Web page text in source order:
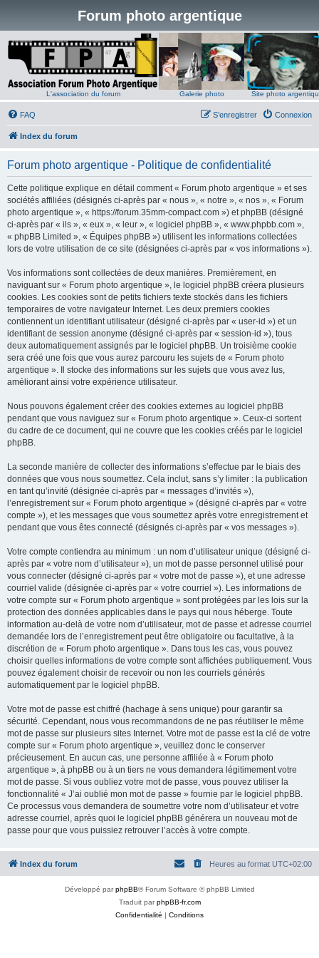
Forum photo argentique
L'association du forum Galerie photo Site photo
FAQ Connexion
S’enregistrer
Index du forum
Forum photo argentique - Politique de confidentialité
Cette politique explique en détail comment « Forum photo argentique » et ses
sociétés affiliées (désignés ci-après par « nous », « notre », « nos », « Forum
photo argentique », « https://forum.35mm-compact.com ») et phpBB (désigné
ci-après par « ils », « eux », « leur », « logiciel phpBB », « www.phpbb.com »,
« phpBB Limited », « Équipes phpBB ») utilisent les informations collectées
lors de votre utilisation de ce site (désignées ci-après par « vos informations »).
Vos informations sont collectées de deux manières. Premièrement, en
naviguant sur « Forum photo argentique », le logiciel phpBB créera plusieurs
cookies. Les cookies sont de petits fichiers texte stockés dans les fichiers
temporaires de votre navigateur Internet. Les deux premiers cookies
contiennent un identifiant utilisateur (désigné ci-après par « user-id ») et un
identifiant de session anonyme (désigné ci-après par « session-id »), tous
deux automatiquement assignés par le logiciel phpBB. Un troisième cookie
sera créé une fois que vous aurez parcouru les sujets de « Forum photo
argentique ». Il stocke des informations sur les sujets que vous avez lus,
améliorant ainsi votre expérience utilisateur.
Nous pouvons également créer des cookies externes au logiciel phpBB
pendant que vous naviguez sur « Forum photo argentique ». Ceux-ci sortent
du cadre de ce document, qui ne couvre que les cookies créés par le logiciel
phpBB.
La seconde manière de collecter des informations s’effectue par le biais des
données que vous nous soumettez. Cela inclut, sans s’y limiter : la publication
en tant qu’invité (désignée ci-après par « messages d’invités »),
l’enregistrement sur « Forum photo argentique » (désigné ci-après par « votre
compte »), et les messages que vous soumettez après votre enregistrement et
pendant que vous êtes connecté (désignés ci-après par « vos messages »).
Votre compte contiendra au minimum : un nom d’utilisateur unique (désigné ci-
après par « votre nom d’utilisateur »), un mot de passe personnel utilisé pour
vous connecter (désigné ci-après par « votre mot de passe »), et une adresse
courriel valide (désignée ci-après par « votre courriel »). Les informations de
votre compte sur « Forum photo argentique » sont protégées par les lois sur la
protection des données applicables dans le pays qui nous héberge. Toute
information au-delà de votre nom d’utilisateur, mot de passe et adresse courriel
demandée lors de l’enregistrement peut être obligatoire ou facultative, à la
discrétion de « Forum photo argentique ». Dans tous les cas, vous pouvez
choisir quelles informations de votre compte sont affichées publiquement. Vous
pouvez également choisir de recevoir ou non les courriels générés
automatiquement par le logiciel phpBB.
Votre mot de passe est chiffré (hachage à sens unique) pour garantir sa
sécurité. Cependant, nous vous recommandons de ne pas réutiliser le même
mot de passe sur plusieurs sites Internet. Votre mot de passe est la clé de votre
compte sur « Forum photo argentique », veuillez donc le conserver
précieusement. En aucun cas, une personne affiliée à « Forum photo
argentique », à phpBB ou à un tiers ne vous demandera légitimement votre
mot de passe. Si vous oubliez votre mot de passe, vous pouvez utiliser la
fonctionnalité « J’ai oublié mon mot de passe » fournie par le logiciel phpBB.
Ce processus vous demandera de soumettre votre nom d’utilisateur et votre
adresse courriel, après quoi le logiciel phpBB générera un nouveau mot de
passe pour que vous puissiez retrouver l’accès à votre compte.
Index du forum Heures au format UTC+02:00
Développé parphpBB® Forum Software © phpBB Limited
Traduit parphpBB-fr.com
Confidentialité | Conditions